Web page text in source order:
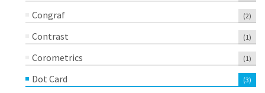
Congraf (2)
Contrast (1)
Corometrics (1)
Dot Card (3)